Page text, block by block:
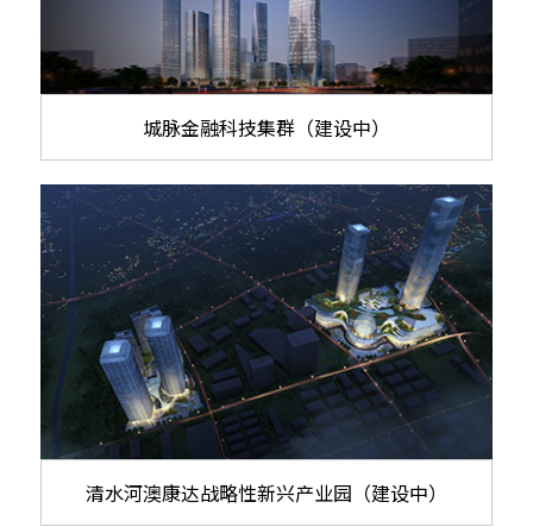
城脉金融科技集群（建设中）
清水河澳康达战略性新兴产业园（建设中）